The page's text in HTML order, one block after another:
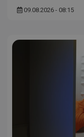
09.08.2026 - 08:15